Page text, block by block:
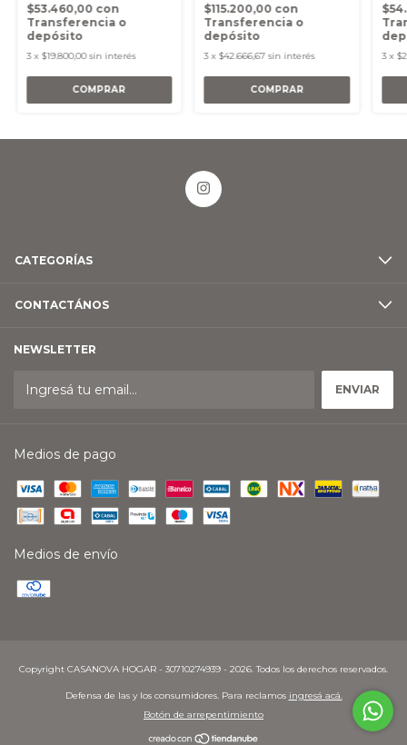
$53.460,00 con
Transferencia o
depósito
3 x $19.800,00 sin interés
$115.200,00 con
Transferencia o
depósito
3 x $42.666,67 sin interés 3 x
CATEGORÍAS
CONTACTÁNOS
NEWSLETTER
Medios de pago
Medios de envío
Copyright CASANOVA HOGAR - 30710274939 - 2026. Todos los derechos reservados.
Defensa de las y los consumidores. Para reclamos ingresá acá.
Botón de arrepentimiento